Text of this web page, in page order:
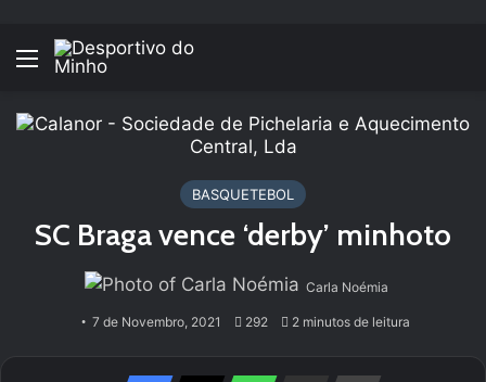
Menu
BASQUETEBOL
SC Braga vence ‘derby’ minhoto
Carla Noémia
7 de Novembro, 2021 292 2 minutos de leitura